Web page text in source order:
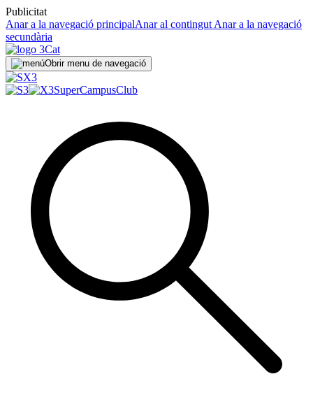
Publicitat
Anar a la navegació principalAnar al contingut Anar a la navegació
secundària
Obrir menu de navegació
SuperCampusClub